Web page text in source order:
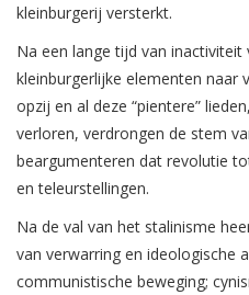
kleinburgerij versterkt.
Na een lange tijd van
kleinburgerlijke elementen naar
opzij en al deze “pientere”
verloren, verdrongen de stem
beargumenteren dat revolutie
en teleurstellingen.
Na de val van het stalinisme
van verwarring en ideologische
communistische beweging;